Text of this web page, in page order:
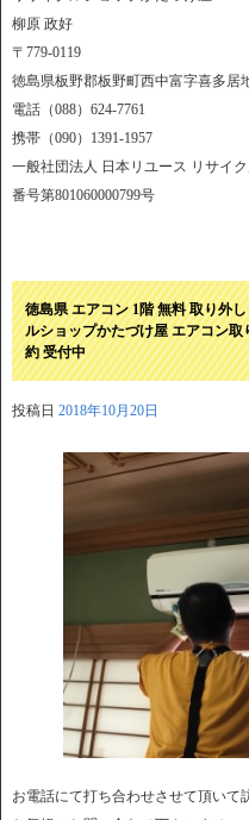
柳原 政好
〒779-0119
徳島県板野郡板野町西中富字喜多居
電話（088）624-7761
携帯（090）1391-1957
一般社団法人 日本リユース リサイ
番号第801060000799号
徳島県 エアコン 1階 無料 取り外
ルショップかたづけ屋 エアコン
約 受付中
投稿日 2018年10月20日
お電話にて打ち合わせさせて頂いて